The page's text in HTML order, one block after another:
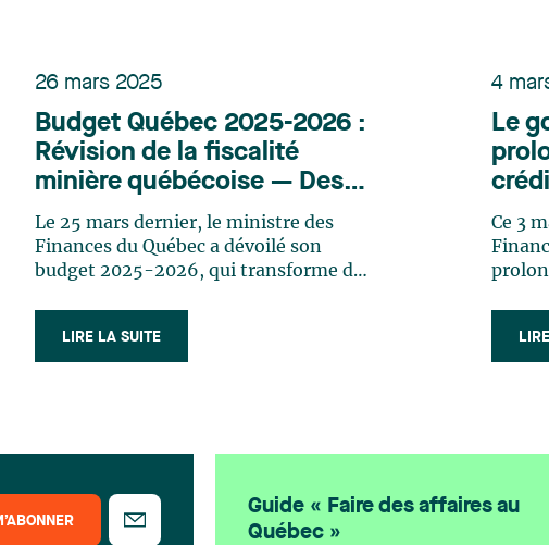
Guide « Faire des affaires au
Québec »
26 mars 2025
Budget Québec 2025-2026 :
Révision de la fiscalité
minière québécoise — Des
défis à relever, des
occasions à saisir
Le 25 mars dernier, le ministre des
Finances du Québec a dévoilé son
budget 2025-2026, qui transforme de
budget apporte des changements
majeurs au régime des actions
LIRE LA SUITE
4
Le
Ce 3